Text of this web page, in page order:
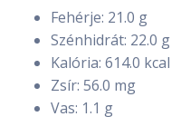
Fehérje: 21.0 g
Szénhidrát: 22.0 g
Kalória: 614.0 kcal
Zsír: 56.0 mg
Vas: 1.1 g